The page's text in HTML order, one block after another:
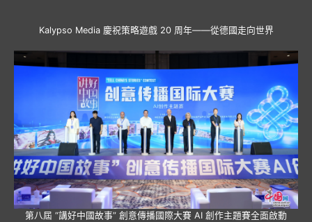
Kalypso Media 慶祝策略遊戲 20 周年——從德國走向世界
第八屆 “講好中國故事” 創意傳播國際大賽 AI 創作主題賽全面啟動